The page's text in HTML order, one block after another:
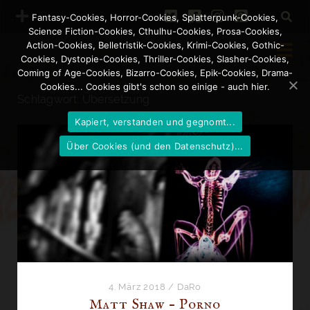
Newsletter abonnieren
t
w
i
t
t
e
r
f
a
c
e
b
o
o
k
i
n
s
t
a
g
r
a
m
p
n
t
r
e
s
t
4. März 2018 / DaRo
Matt Shaw – Porno
Fantasy-Cookies, Horror-Cookies, Splatterpunk-Cookies,
Science Fiction-Cookies, Cthulhu-Cookies, Prosa-Cookies,
Action-Cookies, Belletristik-Cookies, Krimi-Cookies, Gothic-
Cookies, Dystopie-Cookies, Thriller-Cookies, Slasher-Cookies,
Coming of Age-Cookies, Bizarro-Cookies, Epik-Cookies, Drama-
Cookies... Cookies gibt's schon so einige - auch hier.
Kapiert, verstanden und gegnomt...
Über Cookies (und den Datenschutz)...